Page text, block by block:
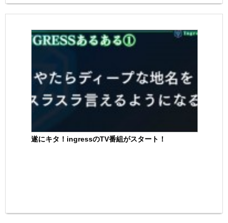
遂にキタ！ingressのTV番組がスタート！